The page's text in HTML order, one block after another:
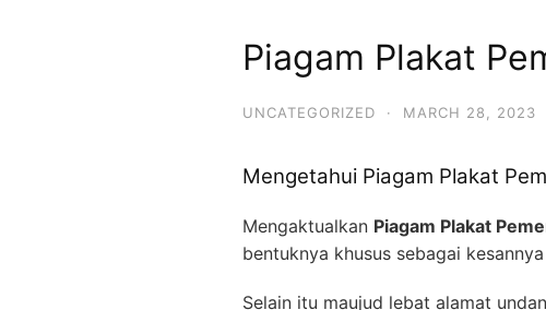
Piagam Plakat
UNCATEGORIZED · MARCH 28, 2023
Mengetahui Piagam Plakat
Mengaktualkan Piagam Plakat
bentuknya khusus sebagai
Selain itu maujud lebat alamat